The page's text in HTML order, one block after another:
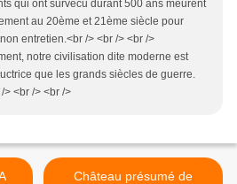
qui ont survécu durant 500 ans meurent
au 20ème et 21ème siècle pour
entretien.<br /> <br /> <br />
notre civilisation dite moderne est
que les grands siècles de guerre.
> <br /> <br />
Château présumé de